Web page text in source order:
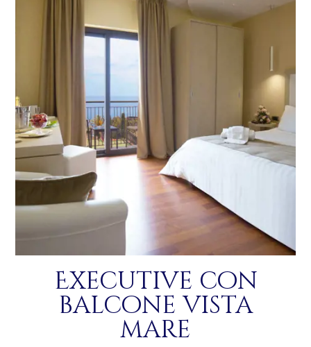
Executive con
balcone vista
mare